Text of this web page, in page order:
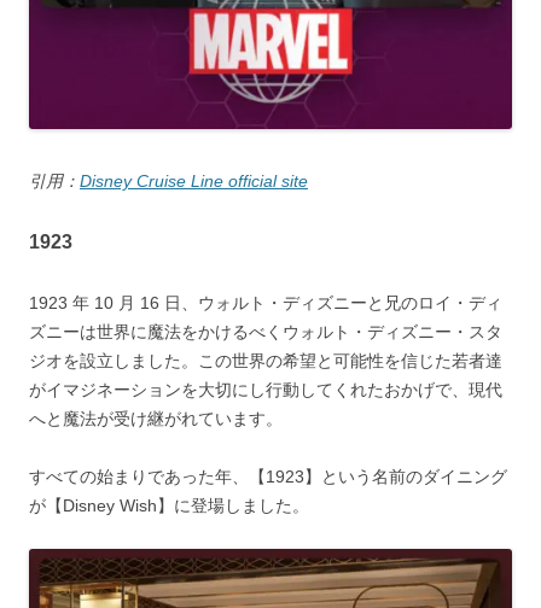
引用： Disney Cruise Line official site
1923
1923 年 10 月 16 日、ウォルト・ディズニーと兄のロイ・ディ
ズニーは世界に魔法をかけるべくウォルト・ディズニー・スタ
ジオを設立しました。この世界の希望と可能性を信じた若者達
がイマジネーションを大切にし行動してくれたおかげで、現代
へと魔法が受け継がれています。
すべての始まりであった年、【1923】という名前のダイニング
が【Disney Wish】に登場しました。